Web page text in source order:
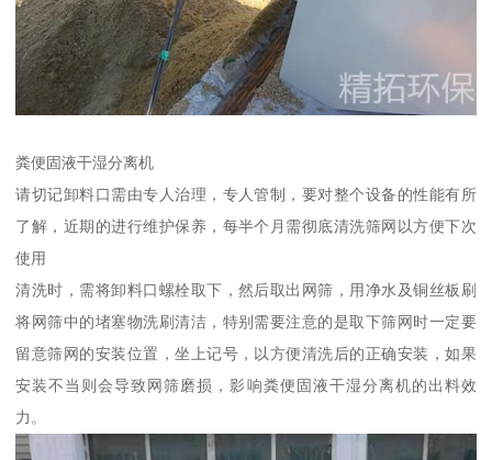
粪便固液干湿分离机
请切记卸料口需由专人治理，专人管制，要对整个设备的性能有所
了解，近期的进行维护保养，每半个月需彻底清洗筛网以方便下次
使用
清洗时，需将卸料口螺栓取下，然后取出网筛，用净水及铜丝板刷
将网筛中的堵塞物洗刷清洁，特别需要注意的是取下筛网时一定要
留意筛网的安装位置，坐上记号，以方便清洗后的正确安装，如果
安装不当则会导致网筛磨损，影响粪便固液干湿分离机的出料效
力。